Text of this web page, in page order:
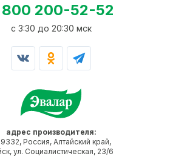
адрес производителя:
Россия, Алтайский край,
ул. Социалистическая, 23/6
200-52-52
c 3:30 до 20:30 мск